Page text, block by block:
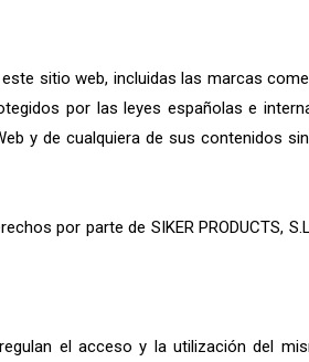
sitio web, incluidas las marcas
por las leyes españolas e
y de cualquiera de sus contenidos
por parte de SIKER PRODUCTS,
el acceso y la utilización del